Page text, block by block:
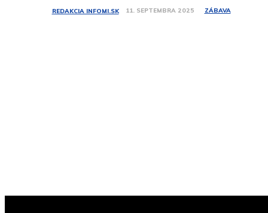
REDAKCIA INFOMI.SK 11. SEPTEMBRA 2025 ZÁBAVA